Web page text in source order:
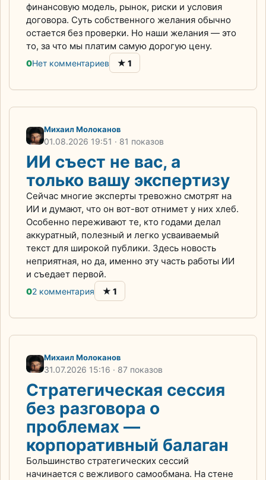
финансовую модель, рынок, риски и условия
договора. Суть собственного желания обычно
остается без проверки. Но наши желания — это
то, за что мы платим самую дорогую цену.
0Нет комментариев ★ 1
Михаил Молоканов
01.08.2026 19:51 · 81 показов
ИИ съест не вас, а
только вашу экспертизу
Сейчас многие эксперты тревожно смотрят на
ИИ и думают, что он вот-вот отнимет у них хлеб.
Особенно переживают те, кто годами делал
аккуратный, полезный и легко усваиваемый
текст для широкой публики. Здесь новость
неприятная, но да, именно эту часть работы ИИ
и съедает первой.
02 комментария ★ 1
Михаил Молоканов
31.07.2026 15:16 · 87 показов
Стратегическая сессия
без разговора о
проблемах —
корпоративный балаган
Большинство стратегических сессий
начинается с вежливого самообмана. На стене